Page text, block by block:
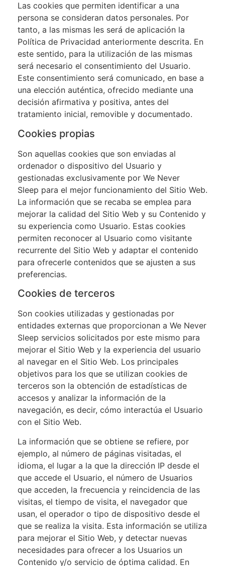
Las cookies que permiten identificar a una
persona se consideran datos personales. Por
tanto, a las mismas les será de aplicación la
Política de Privacidad anteriormente descrita. En
este sentido, para la utilización de las mismas
será necesario el consentimiento del Usuario.
Este consentimiento será comunicado, en base a
una elección auténtica, ofrecido mediante una
decisión afirmativa y positiva, antes del
tratamiento inicial, removible y documentado.
Cookies propias
Son aquellas cookies que son enviadas al
ordenador o dispositivo del Usuario y
gestionadas exclusivamente por We Never
Sleep para el mejor funcionamiento del Sitio Web.
La información que se recaba se emplea para
mejorar la calidad del Sitio Web y su Contenido y
su experiencia como Usuario. Estas cookies
permiten reconocer al Usuario como visitante
recurrente del Sitio Web y adaptar el contenido
para ofrecerle contenidos que se ajusten a sus
preferencias.
Cookies de terceros
Son cookies utilizadas y gestionadas por
entidades externas que proporcionan a We Never
Sleep servicios solicitados por este mismo para
mejorar el Sitio Web y la experiencia del usuario
al navegar en el Sitio Web. Los principales
objetivos para los que se utilizan cookies de
terceros son la obtención de estadísticas de
accesos y analizar la información de la
navegación, es decir, cómo interactúa el Usuario
con el Sitio Web.
La información que se obtiene se refiere, por
ejemplo, al número de páginas visitadas, el
idioma, el lugar a la que la dirección IP desde el
que accede el Usuario, el número de Usuarios
que acceden, la frecuencia y reincidencia de las
visitas, el tiempo de visita, el navegador que
usan, el operador o tipo de dispositivo desde el
que se realiza la visita. Esta información se utiliza
para mejorar el Sitio Web, y detectar nuevas
necesidades para ofrecer a los Usuarios un
Contenido y/o servicio de óptima calidad. En